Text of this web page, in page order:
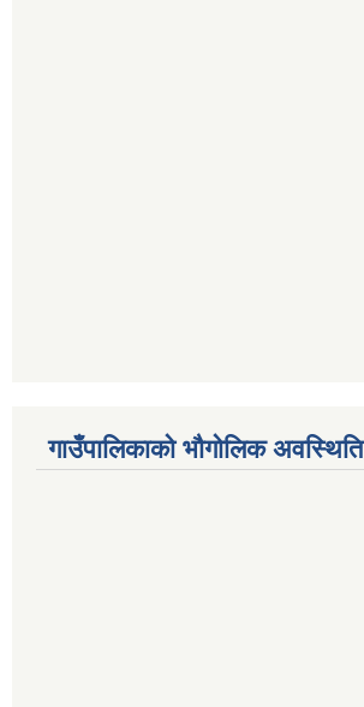
गाउँपालिकाको भौगोलिक अवस्थिति